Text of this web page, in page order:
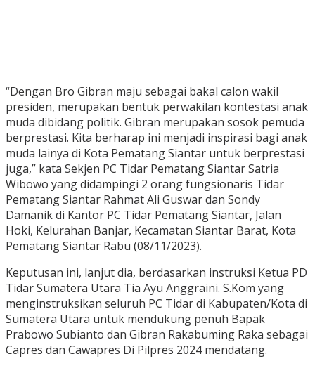
“Dengan Bro Gibran maju sebagai bakal calon wakil
presiden, merupakan bentuk perwakilan kontestasi anak
muda dibidang politik. Gibran merupakan sosok pemuda
berprestasi. Kita berharap ini menjadi inspirasi bagi anak
muda lainya di Kota Pematang Siantar untuk berprestasi
juga,” kata Sekjen PC Tidar Pematang Siantar Satria
Wibowo yang didampingi 2 orang fungsionaris Tidar
Pematang Siantar Rahmat Ali Guswar dan Sondy
Damanik di Kantor PC Tidar Pematang Siantar, Jalan
Hoki, Kelurahan Banjar, Kecamatan Siantar Barat, Kota
Pematang Siantar Rabu (08/11/2023).
Keputusan ini, lanjut dia, berdasarkan instruksi Ketua PD
Tidar Sumatera Utara Tia Ayu Anggraini. S.Kom yang
menginstruksikan seluruh PC Tidar di Kabupaten/Kota di
Sumatera Utara untuk mendukung penuh Bapak
Prabowo Subianto dan Gibran Rakabuming Raka sebagai
Capres dan Cawapres Di Pilpres 2024 mendatang.